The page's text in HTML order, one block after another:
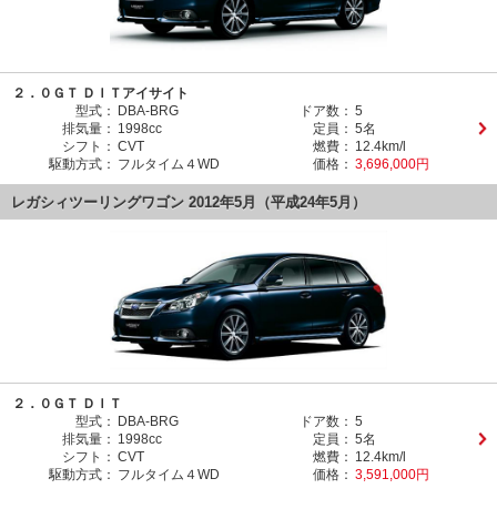
２．０ＧＴ ＤＩＴアイサイト
型式：
DBA-BRG ドア数： 5
排気量： 1998cc 定員： 5名
シフト： CVT 燃費： 12.4km/l
駆動方式： フルタイム４WD 価格： 3,696,000円
レガシィツーリングワゴン 2012年5月（平成24年5月）
２．０ＧＴ ＤＩＴ
型式：
DBA-BRG ドア数： 5
排気量： 1998cc 定員： 5名
シフト： CVT 燃費： 12.4km/l
駆動方式： フルタイム４WD 価格： 3,591,000円